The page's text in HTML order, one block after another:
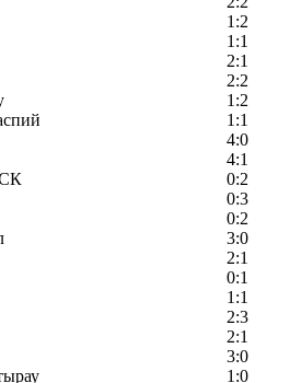
1:2
1:1
2:1
2:2
1:2
1:1
4:0
4:1
0:2
0:3
0:2
3:0
2:1
0:1
1:1
2:3
2:1
3:0
1:0